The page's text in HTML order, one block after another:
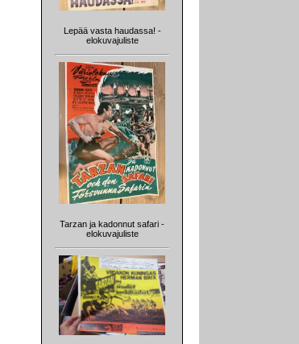
Lepää vasta haudassa! -
elokuvajuliste
Tarzan ja kadonnut safari -
elokuvajuliste